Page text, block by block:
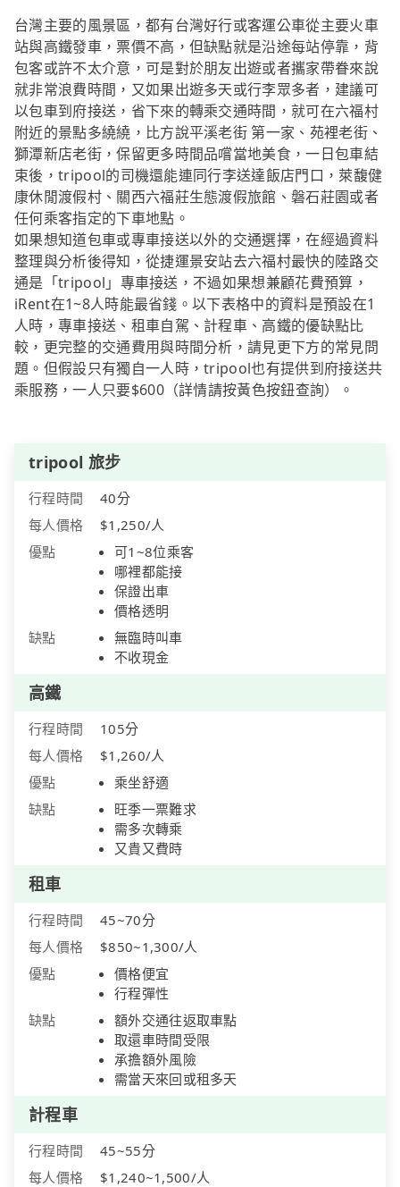
台灣主要的風景區，都有台灣好行或客運公車從主要火車
站與高鐵發車，票價不高，但缺點就是沿途每站停靠，背
包客或許不太介意，可是對於朋友出遊或者攜家帶眷來說
就非常浪費時間，又如果出遊多天或行李眾多者，建議可
以包車到府接送，省下來的轉乘交通時間，就可在六福村
附近的景點多繞繞，比方說平溪老街 第一家、苑裡老街、
獅潭新店老街，保留更多時間品嚐當地美食，一日包車結
束後，tripool的司機還能連同行李送達飯店門口，萊馥健
康休閒渡假村、關西六福莊生態渡假旅館、磐石莊園或者
任何乘客指定的下車地點。
如果想知道包車或專車接送以外的交通選擇，在經過資料
整理與分析後得知，從捷運景安站去六福村最快的陸路交
通是「tripool」專車接送，不過如果想兼顧花費預算，
iRent在1~8人時能最省錢。以下表格中的資料是預設在1
人時，專車接送、租車自駕、計程車、高鐵的優缺點比
較，更完整的交通費用與時間分析，請見更下方的常見問
題。但假設只有獨自一人時，tripool也有提供到府接送共
乘服務，一人只要$600（詳情請按黃色按鈕查詢）。
tripool 旅步
行程時間
40分
每人價格
$1,250/人
優點
可1~8位乘客
哪裡都能接
保證出車
價格透明
缺點
無臨時叫車
不收現金
高鐵
行程時間
105分
每人價格
$1,260/人
優點
乘坐舒適
缺點
旺季一票難求
需多次轉乘
又貴又費時
租車
行程時間
45~70分
每人價格
$850~1,300/人
優點
價格便宜
行程彈性
缺點
額外交通往返取車點
取還車時間受限
承擔額外風險
需當天來回或租多天
計程車
行程時間
45~55分
每人價格
$1,240~1,500/人